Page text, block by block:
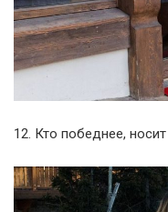
12. Кто победнее,